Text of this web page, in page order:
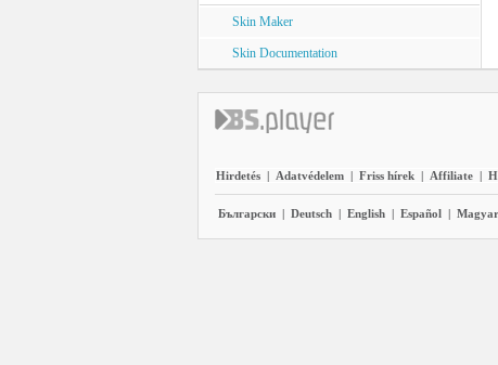
Skin Maker
Skin Documentation
Hirdetés | Adatvédelem | Friss hírek | Affiliate |
Български | Deutsch | English | Español | Magyar